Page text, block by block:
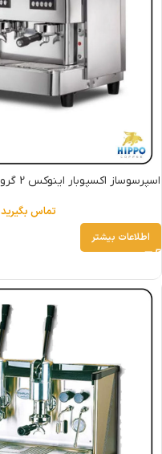
اسپرسوساز اکسپوبار اینوکس 2 گروپ | Expobar inox 2gr
تماس بگیرید
اطلاعات بیشتر